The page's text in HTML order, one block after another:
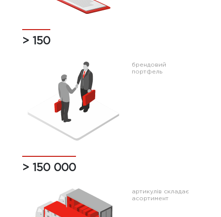
> 150
брендовий
портфель
> 150 000
артикулів cкладає
асортимент